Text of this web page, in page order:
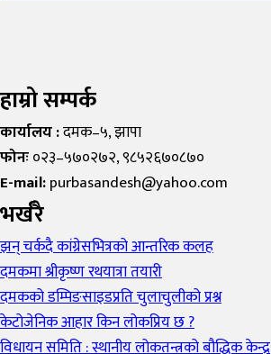
हाम्रो सम्पर्क
कार्यालय :दमक–५, झापा
फोनः०२३–५७०२७२, ९८५२६७०८७०
E-mail:purbasandesh@yahoo.com
भर्खरै
झन् चर्कदै कांग्रेसभित्रको आन्तरिक कलह
दमकमा श्रीकृष्ण रथयात्रा तयारी
दमकको डम्पिङसाइडप्रति चुलाचुलीको प्रश्न
केटोजेनिक आहार किन लोकप्रिय छ ?
विधायन समिति : स्थानीय लोकतन्त्रको बौद्धिक केन्द्र